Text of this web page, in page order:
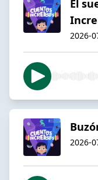
El
2026-
2026-